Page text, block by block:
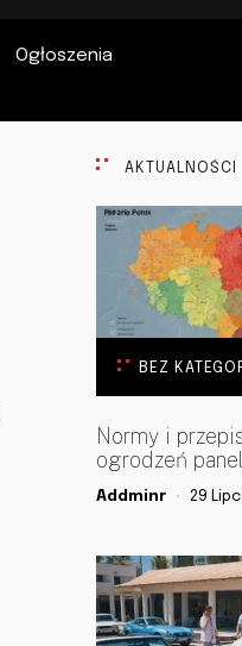
Ogłoszenia
AKTUALNOŚCI
BEZ
Normy i
ogrodzeń
Addminr 29